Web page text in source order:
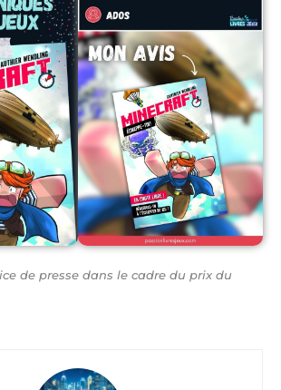
de presse dans le cadre du prix du